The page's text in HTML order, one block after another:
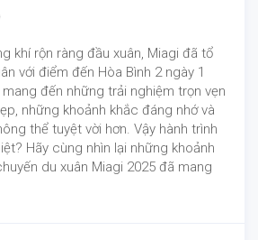
khí rộn ràng đầu xuân, Miagi đã tổ
với điểm đến Hòa Bình 2 ngày 1
đến những trải nghiệm trọn vẹn
những khoảnh khắc đáng nhớ và
thể tuyệt vời hơn. Vậy hành trình
Hãy cùng nhìn lại những khoảnh
du xuân Miagi 2025 đã mang